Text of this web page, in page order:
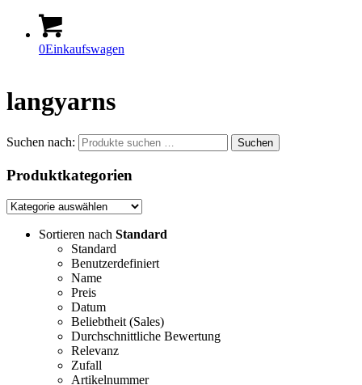
0Einkaufswagen
langyarns
Sortieren nach Standard
Standard
Benutzerdefiniert
Name
Preis
Datum
Beliebtheit (Sales)
Durchschnittliche Bewertung
Relevanz
Zufall
Artikelnummer
Suchen nach: Suchen
Produktkategorien